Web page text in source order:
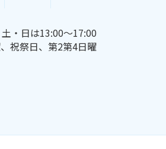
土・日は13:00〜17:00
祝祭日、第2第4日曜